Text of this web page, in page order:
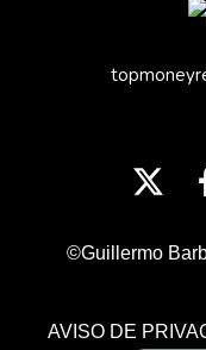
©Guillermo
AVISO DE